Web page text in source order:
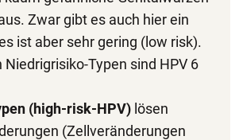
Zwar gibt es auch hier ein
ist aber sehr gering (low risk).
Typen sind HPV 6
(high-risk-HPV) lösen
(Zellveränderungen